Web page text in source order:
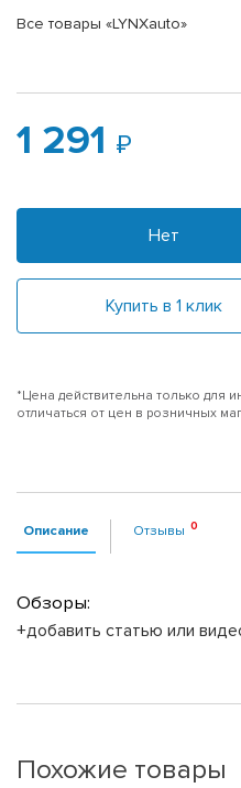
Все товары «LYNXauto»
1 291
Нет
Купить в 1 клик
*Цена действительна только для
отличаться от цен в розничных
Описание Отзывы
Обзоры:
+добавить статью или
Похожие товары